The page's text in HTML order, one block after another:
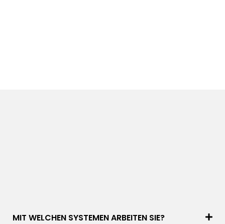
MIT WELCHEN SYSTEMEN ARBEITEN SIE?